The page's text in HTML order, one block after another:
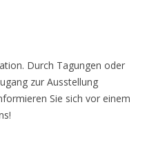
Durch Tagungen oder
zur Ausstellung
Sie sich vor einem